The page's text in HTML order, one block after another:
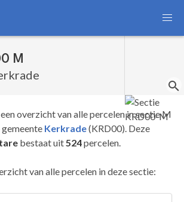
M
overzicht van alle percelen in sectie M
Kerkrade(KRD00). Deze
bestaat uit524percelen.
van alle percelen in deze sectie: